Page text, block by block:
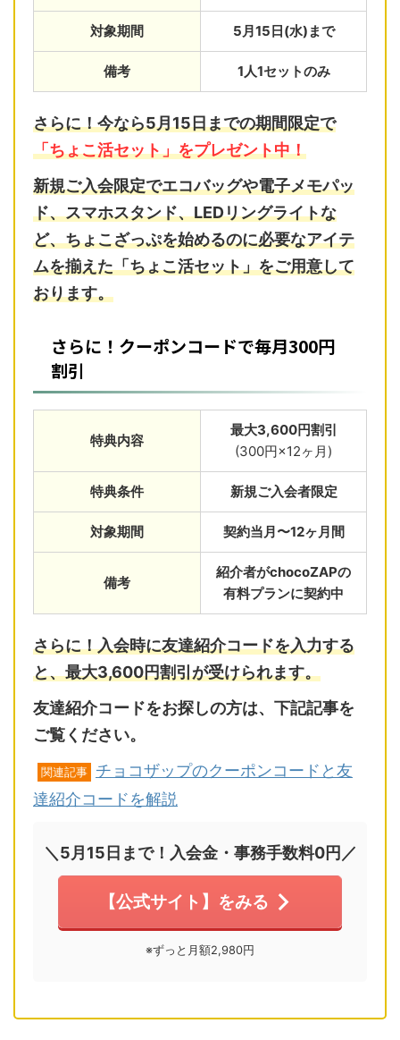
対象期間 5月15日(水)まで
備考 1人1セットのみ
さらに！今なら5月15日までの期間限定で
「ちょこ活セット」をプレゼント中！
新規ご入会限定でエコバッグや電子メモパッ
ド、スマホスタンド、LEDリングライトな
ど、ちょこざっぷを始めるのに必要なアイテ
ムを揃えた「ちょこ活セット」をご用意して
おります。
さらに！クーポンコードで毎月300円
割引
特典内容
最大3,600円割引
(300円×12ヶ月)
特典条件 新規ご入会者限定
対象期間 契約当月〜12ヶ月間
備考
紹介者がchocoZAPの
有料プランに契約中
さらに！入会時に友達紹介コードを入力する
と、最大3,600円割引が受けられます。
友達紹介コードをお探しの方は、下記記事を
ご覧ください。
関連記事
チョコザップのクーポンコードと友
達紹介コードを解説
＼5月15日まで！入会金・事務手数料0円／
【公式サイト】をみる
※ずっと月額2,980円